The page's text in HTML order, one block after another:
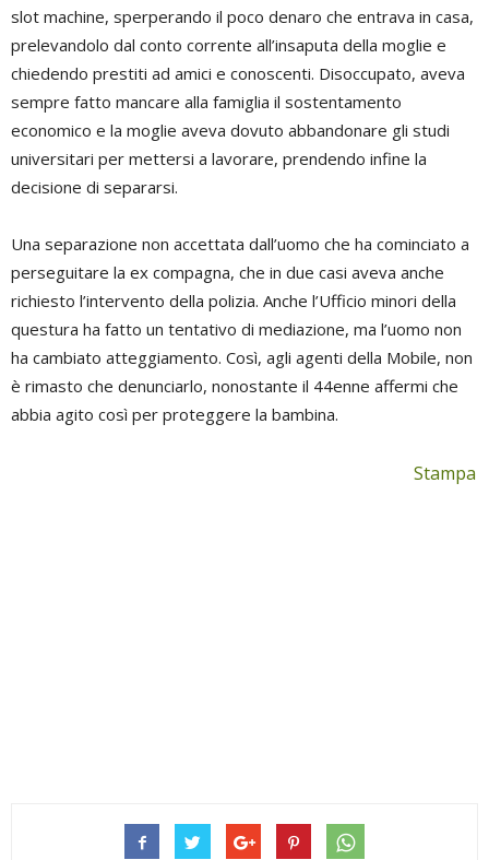
slot machine, sperperando il poco denaro che entrava in casa,
prelevandolo dal conto corrente all’insaputa della moglie e
chiedendo prestiti ad amici e conoscenti. Disoccupato, aveva
sempre fatto mancare alla famiglia il sostentamento
economico e la moglie aveva dovuto abbandonare gli studi
universitari per mettersi a lavorare, prendendo infine la
decisione di separarsi.
Una separazione non accettata dall’uomo che ha cominciato a
perseguitare la ex compagna, che in due casi aveva anche
richiesto l’intervento della polizia. Anche l’Ufficio minori della
questura ha fatto un tentativo di mediazione, ma l’uomo non
ha cambiato atteggiamento. Così, agli agenti della Mobile, non
è rimasto che denunciarlo, nonostante il 44enne affermi che
abbia agito così per proteggere la bambina.
Stampa